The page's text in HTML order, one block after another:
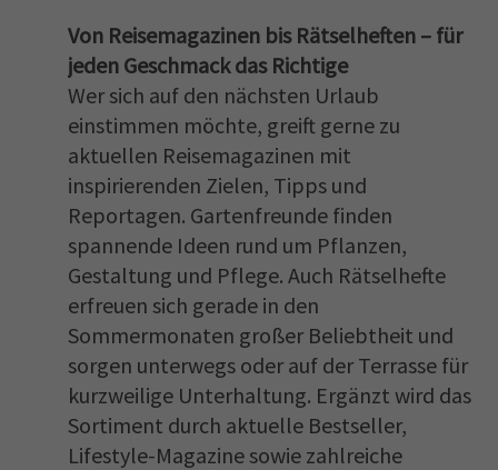
Von Reisemagazinen bis Rätselheften – für
jeden Geschmack das Richtige
Wer sich auf den nächsten Urlaub
einstimmen möchte, greift gerne zu
aktuellen Reisemagazinen mit
inspirierenden Zielen, Tipps und
Reportagen. Gartenfreunde finden
spannende Ideen rund um Pflanzen,
Gestaltung und Pflege. Auch Rätselhefte
erfreuen sich gerade in den
Sommermonaten großer Beliebtheit und
sorgen unterwegs oder auf der Terrasse für
kurzweilige Unterhaltung. Ergänzt wird das
Sortiment durch aktuelle Bestseller,
Lifestyle-Magazine sowie zahlreiche